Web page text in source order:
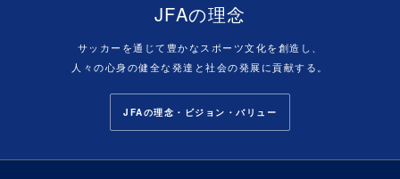
JFAの理念
サッカーを通じて豊かなスポーツ文化を創造し、
人々の心身の健全な発達と社会の発展に貢献する。
JFAの理念・ビジョン・バリュー